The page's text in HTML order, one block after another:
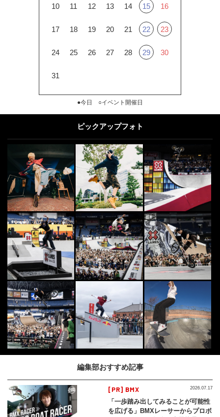
10 11 12 13 14 15 16
17 18 19 20 21 22 23
24 25 26 27 28 29 30
31
●今日 ○イベント開催日
ピックアップフォト
編集部おすすめ記事
[PR] BMX
「一歩踏み出してみることが可能性
を広げる」BMXレーサーからプロボ
2026.07.17